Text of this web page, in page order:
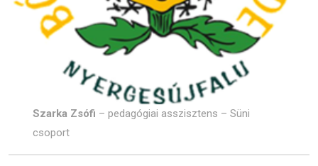
Szarka Zsófi – pedagógiai asszisztens – Süni
csoport